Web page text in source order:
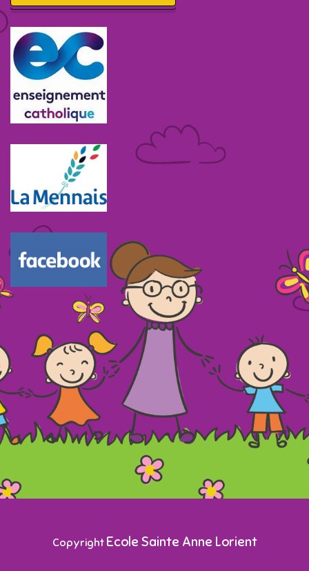
Copyright Ecole Sainte Anne Lorient